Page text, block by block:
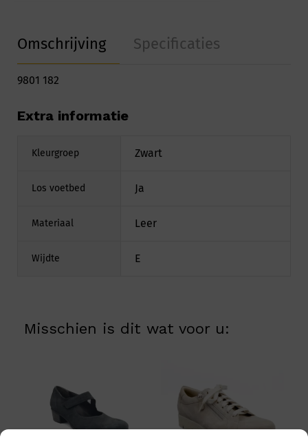
Omschrijving Specificaties
9801 182
Extra informatie
Kleurgroep Zwart
Los voetbed Ja
Materiaal Leer
Wijdte E
Misschien is dit wat voor u: